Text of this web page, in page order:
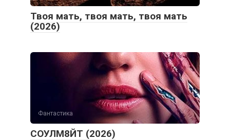
Твоя мать, твоя мать, твоя мать
(2026)
Фантастика
СОУЛМ8ЙТ (2026)